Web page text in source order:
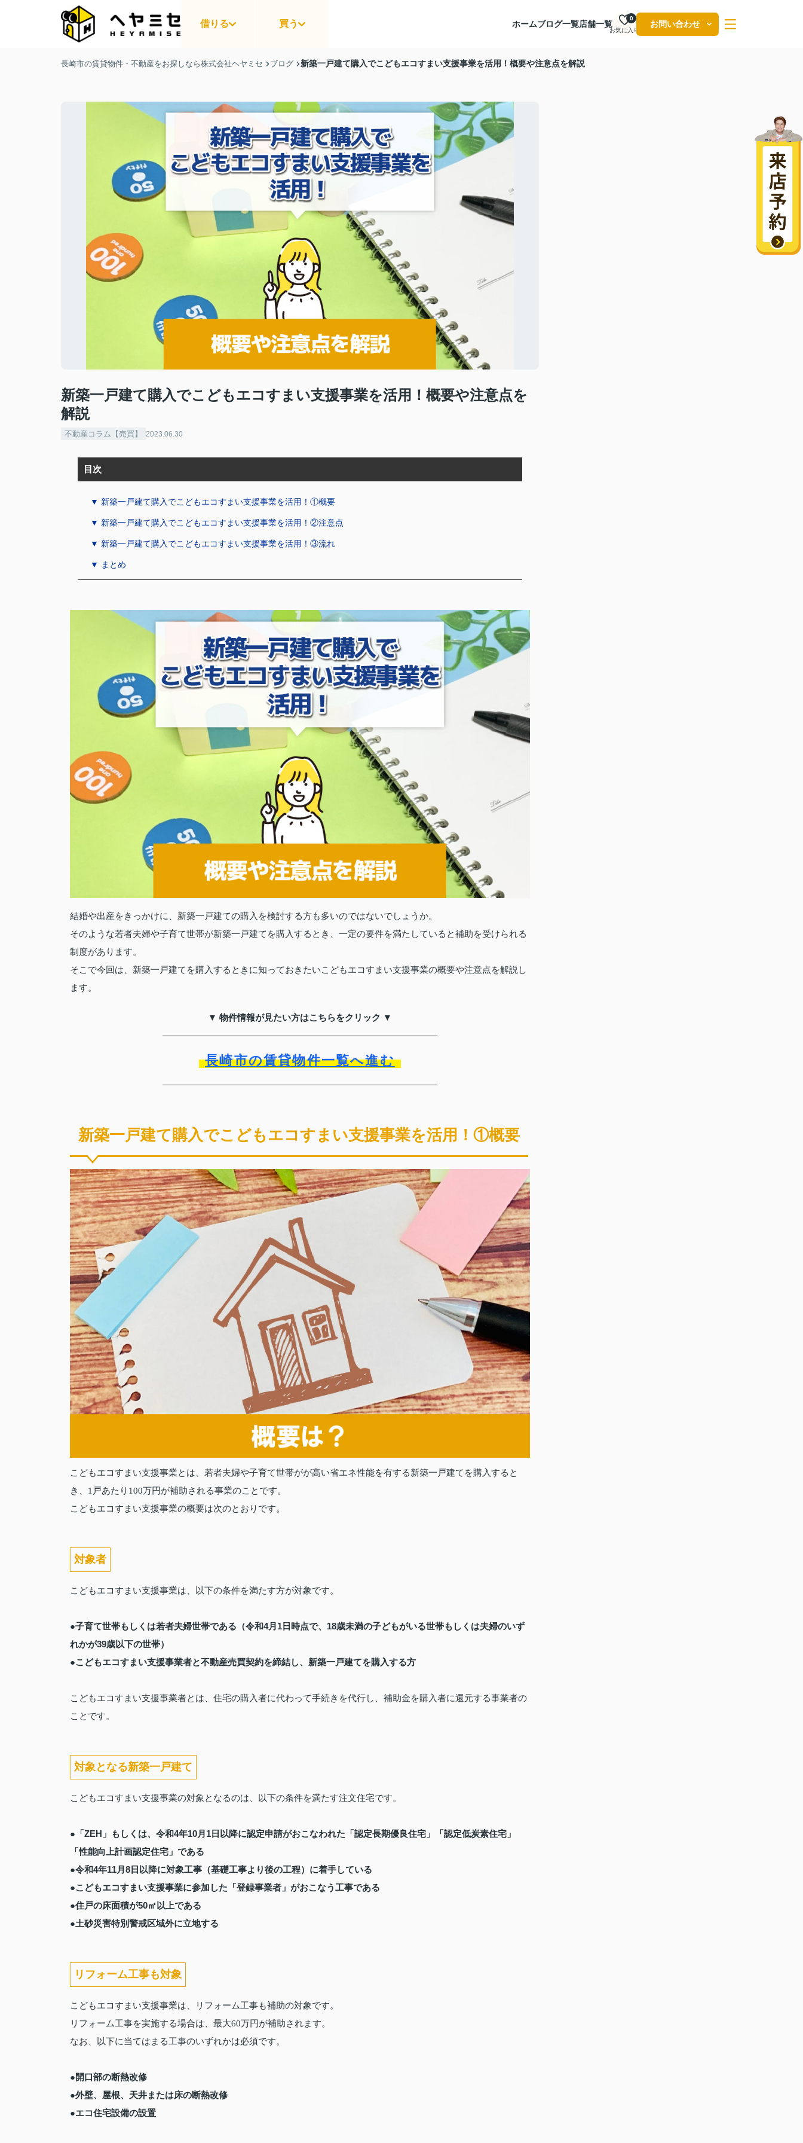
借りる 買う ホームブログ一覧店舗一覧
お気に入り
0
お問い合わせ
長崎市の賃貸物件・不動産をお探しなら株式会社ヘヤミセ ブログ 新築一戸建て購入でこどもエコすまい支援事業を活用！概要や注意点を解説
新築一戸建て購入でこどもエコすまい支援事業を活用！概要や注意点を
解説
不動産コラム【売買】 2023.06.30
目次
▼ 新築一戸建て購入でこどもエコすまい支援事業を活用！①概要
▼ 新築一戸建て購入でこどもエコすまい支援事業を活用！②注意点
▼ 新築一戸建て購入でこどもエコすまい支援事業を活用！③流れ
▼ まとめ
結婚や出産をきっかけに、新築一戸建ての購入を検討する方も多いのではないでしょうか。
そのような若者夫婦や子育て世帯が新築一戸建てを購入するとき、一定の要件を満たしていると補助を受けられる
制度があります。
そこで今回は、新築一戸建てを購入するときに知っておきたいこどもエコすまい支援事業の概要や注意点を解説し
ます。
▼ 物件情報が見たい方はこちらをクリック ▼
長崎市の賃貸物件一覧へ進む
新築一戸建て購入でこどもエコすまい支援事業を活用！①概要
こどもエコすまい支援事業とは、若者夫婦や子育て世帯がが高い省エネ性能を有する新築一戸建てを購入すると
き、1戸あたり100万円が補助される事業のことです。
こどもエコすまい支援事業の概要は次のとおりです。
対象者
こどもエコすまい支援事業は、以下の条件を満たす方が対象です。
●子育て世帯もしくは若者夫婦世帯である（令和4月1日時点で、18歳未満の子どもがいる世帯もしくは夫婦のいず
れかが39歳以下の世帯）
●こどもエコすまい支援事業者と不動産売買契約を締結し、新築一戸建てを購入する方
こどもエコすまい支援事業者とは、住宅の購入者に代わって手続きを代行し、補助金を購入者に還元する事業者の
ことです。
対象となる新築一戸建て
こどもエコすまい支援事業の対象となるのは、以下の条件を満たす注文住宅です。
●「ZEH」もしくは、令和4年10月1日以降に認定申請がおこなわれた「認定長期優良住宅」「認定低炭素住宅」
「性能向上計画認定住宅」である
●令和4年11月8日以降に対象工事（基礎工事より後の工程）に着手している
●こどもエコすまい支援事業に参加した「登録事業者」がおこなう工事である
●住戸の床面積が50㎡以上である
●土砂災害特別警戒区域外に立地する
リフォーム工事も対象
こどもエコすまい支援事業は、リフォーム工事も補助の対象です。
リフォーム工事を実施する場合は、最大60万円が補助されます。
なお、以下に当てはまる工事のいずれかは必須です。
●開口部の断熱改修
●外壁、屋根、天井または床の断熱改修
●エコ住宅設備の設置